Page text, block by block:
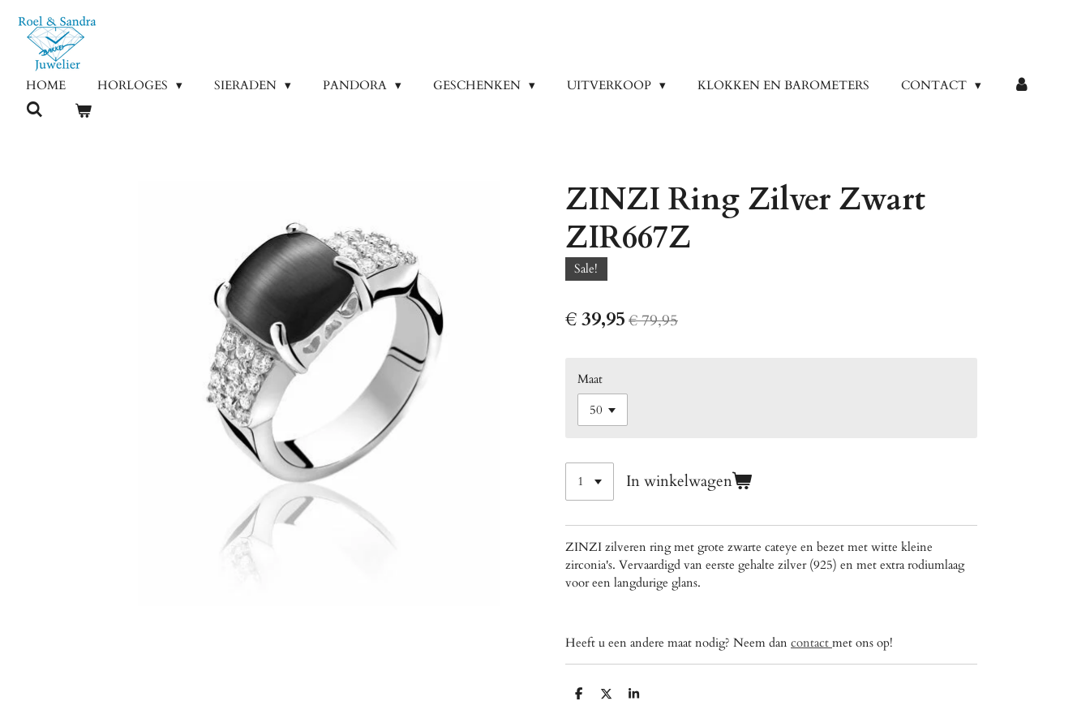
Ga
direct
hoofdinhoud
HOME HORLOGES SIERADEN PANDORA GESCHENKEN UITVERKOOP KLOKKEN EN BAROMETERS CONTACT
ZINZI Ring Zilver Zwart
ZIR667Z
Sale!
€ 39,95€ 79,95
Maat
In winkelwagen
ZINZI zilveren ring met grote zwarte cateye en bezet met witte kleine
zirconia's. Vervaardigd van eerste gehalte zilver (925) en met extra rodiumlaag
voor een langdurige glans.
Heeft u een andere maat nodig? Neem dan contact met ons op!
D
D
S